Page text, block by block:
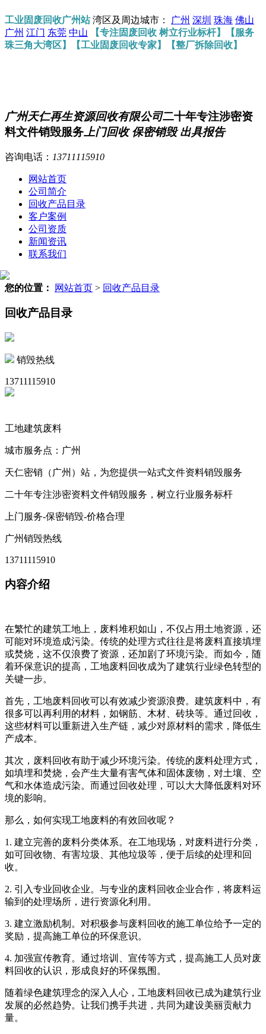
工业固废回收广州站湾区及周边城市： 广州 深圳 珠海 佛山
广州 江门 东莞 中山
【专注固废回收 树立行业标杆】【服务
珠三角大湾区】【工业固废回收专家】【整厂拆除回收】
广州天仁再生资源回收有限公司二十年专注涉密资
料文件销毁服务 上门回收 保密销毁 出具报告
咨询电话： 13711115910
网站首页
公司简介
回收产品目录
客户案例
公司资质
新闻资讯
联系我们
您的位置： 网站首页 > 回收产品目录
回收产品目录
销毁热线
13711115910
工地建筑废料
城市服务点：广州
天仁密销（广州）站，为您提供一站式文件资料销毁服务
二十年专注涉密资料文件销毁服务，树立行业服务标杆
上门服务-保密销毁-价格合理
广州销毁热线
13711115910
内容介绍
在繁忙的建筑工地上，废料堆积如山，不仅占用土地资源，还
可能对环境造成污染。传统的处理方式往往是将废料直接填埋
或焚烧，这不仅浪费了资源，还加剧了环境污染。而如今，随
着环保意识的提高，工地废料回收成为了建筑行业绿色转型的
关键一步。
首先，工地废料回收可以有效减少资源浪费。建筑废料中，有
很多可以再利用的材料，如钢筋、木材、砖块等。通过回收，
这些材料可以重新进入生产链，减少对原材料的需求，降低生
产成本。
其次，废料回收有助于减少环境污染。传统的废料处理方式，
如填埋和焚烧，会产生大量有害气体和固体废物，对土壤、空
气和水体造成污染。而通过回收处理，可以大大降低废料对环
境的影响。
那么，如何实现工地废料的有效回收呢？
1. 建立完善的废料分类体系。在工地现场，对废料进行分类，
如可回收物、有害垃圾、其他垃圾等，便于后续的处理和回
收。
2. 引入专业回收企业。与专业的废料回收企业合作，将废料运
输到的处理场所，进行资源化利用。
3. 建立激励机制。对积极参与废料回收的施工单位给予一定的
奖励，提高施工单位的环保意识。
4. 加强宣传教育。通过培训、宣传等方式，提高施工人员对废
料回收的认识，形成良好的环保氛围。
随着绿色建筑理念的深入人心，工地废料回收已成为建筑行业
发展的必然趋势。让我们携手共进，共同为建设美丽贡献力
量。